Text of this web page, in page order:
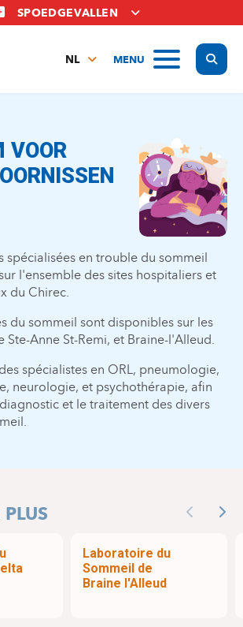
SPOEDGEVALLEN
MENU
NL
VOOR
spécialisées en trouble du sommeil
l'ensemble des sites hospitaliers et
du Chirec.
du sommeil sont disponibles sur les
Ste-Anne St-Remi, et Braine-l'Alleud.
spécialistes en ORL, pneumologie,
neurologie, et psychothérapie, afin
et le traitement des divers
Previous
Laboratoire du
Sommeil de
Braine l'Alleud